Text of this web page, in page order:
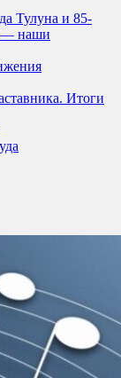
Тулуна и 85-
— наши
Итоги